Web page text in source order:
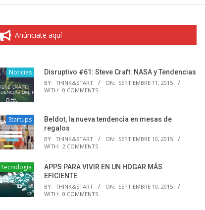
Anúnciate aquí
Noticias Disruptivo #61: Steve Craft: NASA y Tendencias
BY: THINK&START ON: SEPTIEMBRE 11, 2015
WITH: 0 COMMENTS
Startups
Beldot, la nueva tendencia en mesas de
regalos
BY: THINK&START ON: SEPTIEMBRE 10, 2015
WITH: 2 COMMENTS
Tecnología
APPS PARA VIVIR EN UN HOGAR MÁS
EFICIENTE
BY: THINK&START ON: SEPTIEMBRE 10, 2015
WITH: 0 COMMENTS